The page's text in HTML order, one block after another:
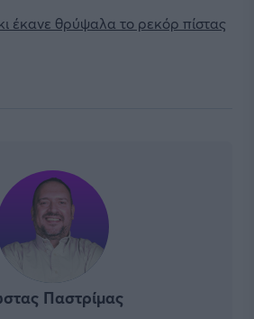
έκανε θρύψαλα το ρεκόρ πίστας
Παστρίμας